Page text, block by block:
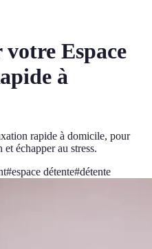
Espace
à
rapide à domicile, pour
échapper au stress.
#espace détente#détente